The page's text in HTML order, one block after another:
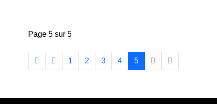
Page 5 sur 5
1 2 3 4 5